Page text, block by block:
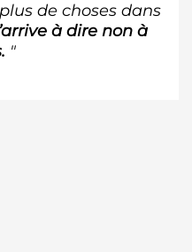
de choses dans
à dire non à
"